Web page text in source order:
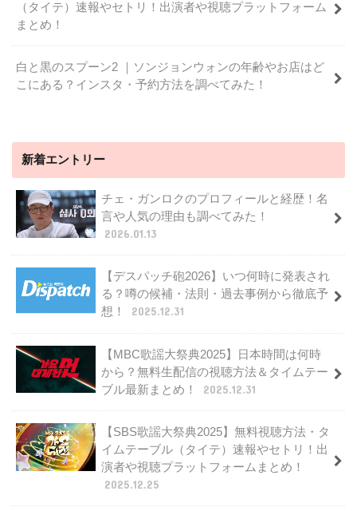
（タイテ）速報やセトリ！出演者や視聴プラットフォーム
まとめ！
白と黒のスプーン2 ｜ソンジョンウォンの年齢やお店はど
こにある？インスタ・予約方法を調べてみた！
新着エントリー
チェ・ガンロクのプロフィールと経歴！名
言や人気の理由も調べてみた！
2026.01.13
【デスパッチ砲2026】いつ何時に発表され
る？噂の候補・法則・過去事例から徹底予
想！
2025.12.31
【MBC歌謡大祭典2025】日本時間は何時
から？無料生配信の視聴方法＆タイムテー
ブル最新まとめ！
2025.12.31
【SBS歌謡大祭典2025】無料視聴方法・タ
イムテーブル（タイテ）速報やセトリ！出
演者や視聴プラットフォームまとめ！
2025.12.25